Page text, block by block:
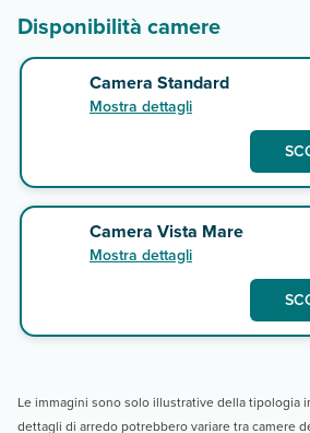
Disponibilità camere
Camera Standard
Mostra dettagli
Camera Vista Mare
Mostra dettagli
Le immagini sono solo illustrative della tipologia
dettagli di arredo potrebbero variare tra camere